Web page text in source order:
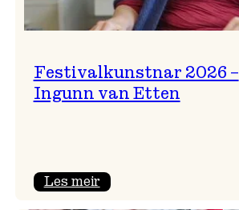
Festivalkunstnar 2026 –
Ingunn van Etten
Les meir: